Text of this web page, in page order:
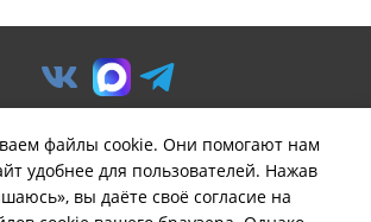
ООО «Предприятие «Удача».
Политика обработки
файлы cookie. Они помогают нам
удобнее для пользователей. Нажав
вы даёте своё согласие на